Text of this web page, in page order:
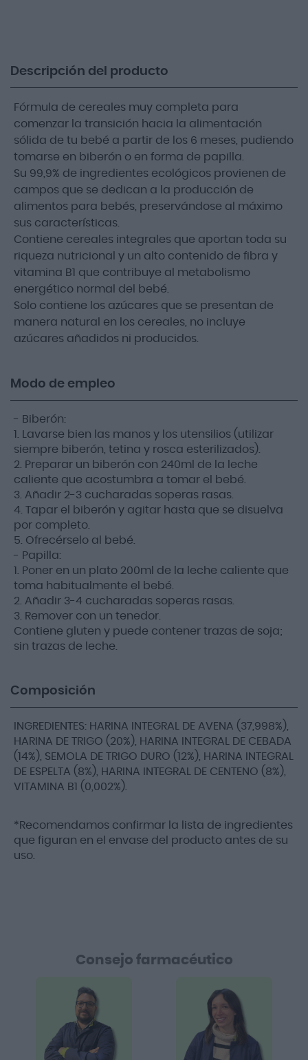
Descripción del producto
Fórmula de cereales muy completa para
comenzar la transición hacia la alimentación
sólida de tu bebé a partir de los 6 meses, pudiendo
tomarse en biberón o en forma de papilla.
Su 99,9% de ingredientes ecológicos provienen de
campos que se dedican a la producción de
alimentos para bebés, preservándose al máximo
sus características.
Contiene cereales integrales que aportan toda su
riqueza nutricional y un alto contenido de fibra y
vitamina B1 que contribuye al metabolismo
energético normal del bebé.
Solo contiene los azúcares que se presentan de
manera natural en los cereales, no incluye
azúcares añadidos ni producidos.
Modo de empleo
- Biberón:
1. Lavarse bien las manos y los utensilios (utilizar
siempre biberón, tetina y rosca esterilizados).
2. Preparar un biberón con 240ml de la leche
caliente que acostumbra a tomar el bebé.
3. Añadir 2-3 cucharadas soperas rasas.
4. Tapar el biberón y agitar hasta que se disuelva
por completo.
5. Ofrecérselo al bebé.
- Papilla:
1. Poner en un plato 200ml de la leche caliente que
toma habitualmente el bebé.
2. Añadir 3-4 cucharadas soperas rasas.
3. Remover con un tenedor.
Contiene gluten y puede contener trazas de soja;
sin trazas de leche.
Composición
INGREDIENTES: HARINA INTEGRAL DE AVENA (37,998%),
HARINA DE TRIGO (20%), HARINA INTEGRAL DE CEBADA
(14%), SEMOLA DE TRIGO DURO (12%), HARINA INTEGRAL
DE ESPELTA (8%), HARINA INTEGRAL DE CENTENO (8%),
VITAMINA B1 (0,002%).
*Recomendamos confirmar la lista de ingredientes
que figuran en el envase del producto antes de su
uso.
Consejo farmacéutico